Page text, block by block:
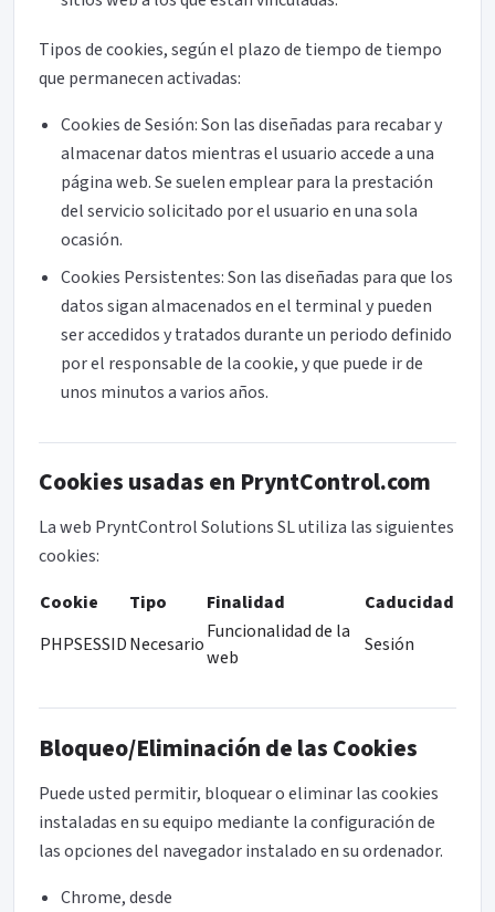
Tipos de cookies, según el plazo de tiempo de tiempo
que permanecen activadas:
Cookies de Sesión: Son las diseñadas para recabar y
almacenar datos mientras el usuario accede a una
página web. Se suelen emplear para la prestación
del servicio solicitado por el usuario en una sola
ocasión.
Cookies Persistentes: Son las diseñadas para que los
datos sigan almacenados en el terminal y pueden
ser accedidos y tratados durante un periodo definido
por el responsable de la cookie, y que puede ir de
unos minutos a varios años.
Cookies usadas en PryntControl.com
La web PryntControl Solutions SL utiliza las siguientes
cookies:
Cookie
Tipo Finalidad
Caducidad
PHPSESSIDNecesario
Funcionalidad de la
web
Sesión
Bloqueo/Eliminación de las Cookies
Puede usted permitir, bloquear o eliminar las cookies
instaladas en su equipo mediante la configuración de
las opciones del navegador instalado en su ordenador.
Chrome, desde